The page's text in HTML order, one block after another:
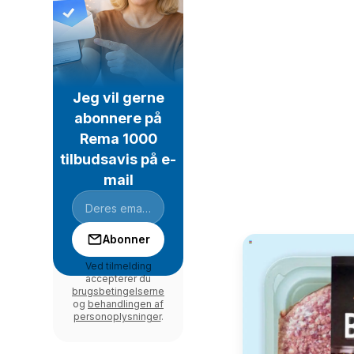
Jeg vil gerne
abonnere på
Rema 1000
tilbudsavis på e-
mail
Abonner
Ved tilmelding
accepterer du
brugsbetingelserne
og behandlingen af
personoplysninger.